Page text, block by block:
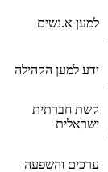
למען א.נשים
ידע למען הקהילה
קשת חברתית
ישראלית
ערכים והשפעה